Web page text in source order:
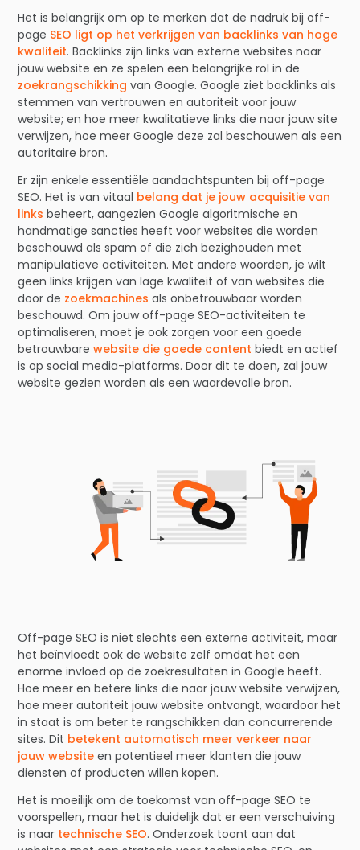
Het is belangrijk om op te merken dat de nadruk bij off-
page SEO ligt op het verkrijgen van backlinks van hoge
kwaliteit. Backlinks zijn links van externe websites naar
jouw website en ze spelen een belangrijke rol in de
zoekrangschikking van Google. Google ziet backlinks als
stemmen van vertrouwen en autoriteit voor jouw
website; en hoe meer kwalitatieve links die naar jouw site
verwijzen, hoe meer Google deze zal beschouwen als een
autoritaire bron.
Er zijn enkele essentiële aandachtspunten bij off-page
SEO. Het is van vitaal belang dat je jouw acquisitie van
links beheert, aangezien Google algoritmische en
handmatige sancties heeft voor websites die worden
beschouwd als spam of die zich bezighouden met
manipulatieve activiteiten. Met andere woorden, je wilt
geen links krijgen van lage kwaliteit of van websites die
door de zoekmachines als onbetrouwbaar worden
beschouwd. Om jouw off-page SEO-activiteiten te
optimaliseren, moet je ook zorgen voor een goede
betrouwbarewebsite die goede content biedt en actief
is op social media-platforms. Door dit te doen, zal jouw
website gezien worden als een waardevolle bron.
Off-page SEO is niet slechts een externe activiteit, maar
het beïnvloedt ook de website zelf omdat het een
enorme invloed op de zoekresultaten in Google heeft.
Hoe meer en betere links die naar jouw website verwijzen,
hoe meer autoriteit jouw website ontvangt, waardoor het
in staat is om beter te rangschikken dan concurrerende
sites. Dit betekent automatisch meer verkeer naar
jouw website en potentieel meer klanten die jouw
diensten of producten willen kopen.
Het is moeilijk om de toekomst van off-page SEO te
voorspellen, maar het is duidelijk dat er een verschuiving
is naar technische SEO. Onderzoek toont aan dat